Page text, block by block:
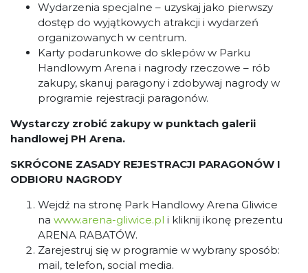
Wydarzenia specjalne – uzyskaj jako pierwszy
dostęp do wyjątkowych atrakcji i wydarzeń
organizowanych w centrum.
Karty podarunkowe do sklepów w Parku
Handlowym Arena i nagrody rzeczowe – rób
zakupy, skanuj paragony i zdobywaj nagrody w
programie rejestracji paragonów.
Wystarczy zrobić zakupy w punktach galerii
handlowej PH Arena.
SKRÓCONE ZASADY REJESTRACJI PARAGONÓW I
ODBIORU NAGRODY
Wejdź na stronę Park Handlowy Arena Gliwice
na www.arena-gliwice.pl i kliknij ikonę prezentu
ARENA RABATÓW.
Zarejestruj się w programie w wybrany sposób:
mail, telefon, social media.